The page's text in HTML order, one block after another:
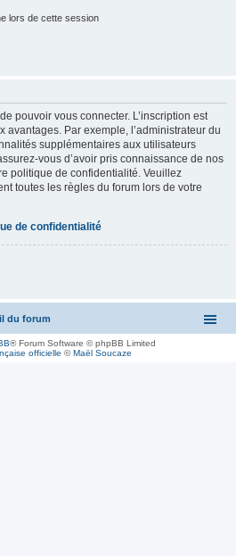
lors de cette session
pouvoir vous connecter. L’inscription est
avantages. Par exemple, l’administrateur du
supplémentaires aux utilisateurs
vous d’avoir pris connaissance de nos
politique de confidentialité. Veuillez
toutes les règles du forum lors de votre
de confidentialité
du forum
® Forum Software © phpBB Limited
officielle ©Maël Soucaze